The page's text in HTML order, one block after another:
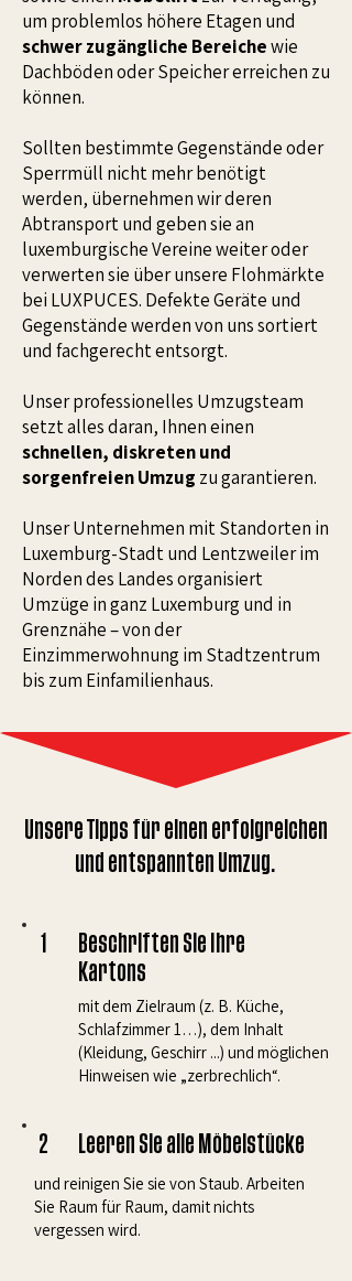
um problemlos höhere Etagen und
schwer zugängliche Bereichewie
Dachböden oder Speicher erreichen zu
können.
Sollten bestimmte Gegenstände oder
Sperrmüll nicht mehr benötigt
werden, übernehmen wir deren
Abtransport und geben sie an
luxemburgische Vereine weiter oder
verwerten sie über unsere Flohmärkte
bei LUXPUCES. Defekte Geräte und
Gegenstände werden von uns sortiert
und fachgerecht entsorgt.
Unser professionelles Umzugsteam
setzt alles daran, Ihnen einen
schnellen, diskreten und
sorgenfreien Umzug zu garantieren.
Unser Unternehmen mit Standorten in
Luxemburg-Stadt und Lentzweiler im
Norden des Landes organisiert
Umzüge in ganz Luxemburg und in
Grenznähe – von der
Einzimmerwohnung im Stadtzentrum
bis zum Einfamilienhaus.
Unsere Tipps für einen erfolgreichen
und entspannten Umzug.
1
Beschriften Sie Ihre
Kartons
mit dem Zielraum (z. B. Küche,
Schlafzimmer 1…), dem Inhalt
(Kleidung, Geschirr ...) und möglichen
Hinweisen wie „zerbrechlich“.
2 Leeren Sie alle Möbelstücke
und reinigen Sie sie von Staub. Arbeiten
Sie Raum für Raum, damit nichts
vergessen wird.